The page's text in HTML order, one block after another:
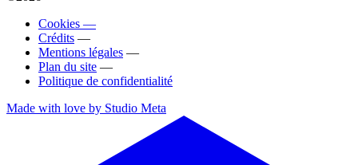
Cookies —
Crédits —
Mentions légales —
Plan du site —
Politique de confidentialité
Made with love by Studio Meta